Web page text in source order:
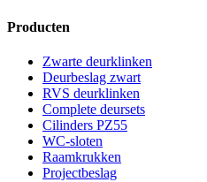
Producten
Zwarte deurklinken
Deurbeslag zwart
RVS deurklinken
Complete deursets
Cilinders PZ55
WC-sloten
Raamkrukken
Projectbeslag